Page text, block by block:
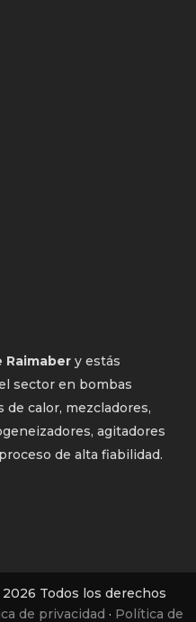
y estás
sector en bombas
calor, mezcladores,
agitadores
de alta fiabilidad.
Todos los derechos
de privacidad · Política de